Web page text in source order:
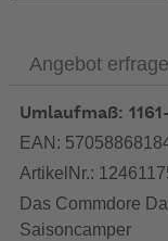
Angebot
Umlaufmaß:
EAN:
ArtikelNr.:
Das Commdore
Saisoncamper